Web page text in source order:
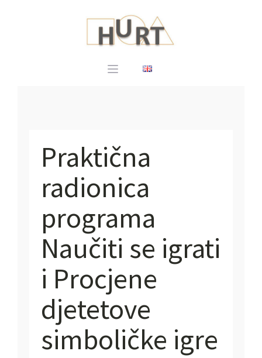
Praktična
radionica
programa
Naučiti se igrati
i Procjene
djetetove
simboličke igre